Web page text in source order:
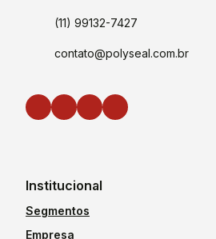
(11) 99132-7427
contato@polyseal.com.br
Institucional
Segmentos
Empresa